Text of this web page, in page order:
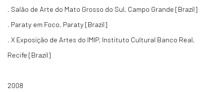
. Salão de Arte do Mato Grosso do Sul, Campo Grande [Brazil]
. Paraty em Foco, Paraty [Brazil]
. X Exposição de Artes do IMIP, Instituto Cultural Banco Real,
Recife [Brazil]
2008